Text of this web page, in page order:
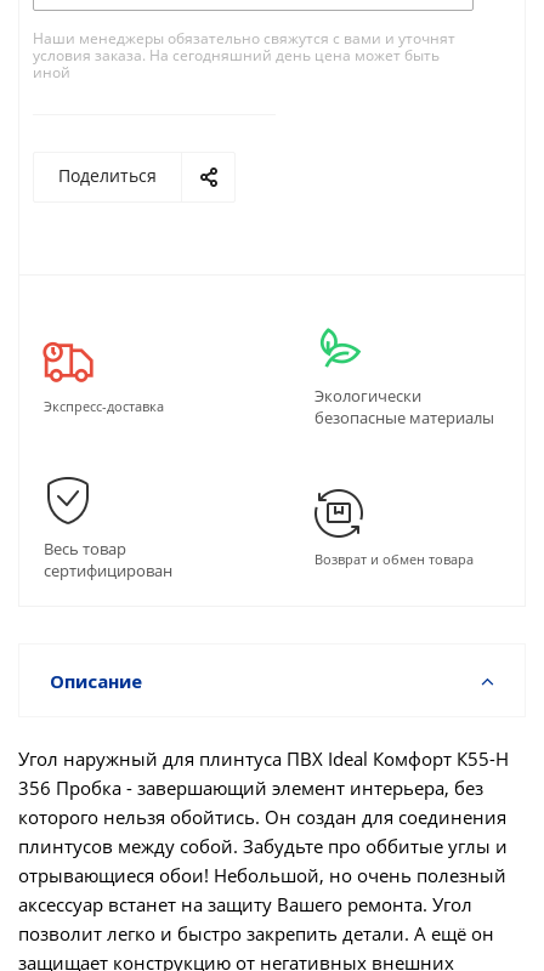
Наши менеджеры обязательно свяжутся с вами и уточнят
условия заказа. На сегодняшний день цена может быть
иной
Поделиться
Экспресс-доставка
Экологически
безопасные материалы
Весь товар
сертифицирован
Возврат и обмен товара
Описание
Угол наружный для плинтуса ПВХ Ideal Комфорт К55-Н
356 Пробка - завершающий элемент интерьера, без
которого нельзя обойтись. Он создан для соединения
плинтусов между собой. Забудьте про оббитые углы и
отрывающиеся обои! Небольшой, но очень полезный
аксессуар встанет на защиту Вашего ремонта. Угол
позволит легко и быстро закрепить детали. А ещё он
защищает конструкцию от негативных внешних